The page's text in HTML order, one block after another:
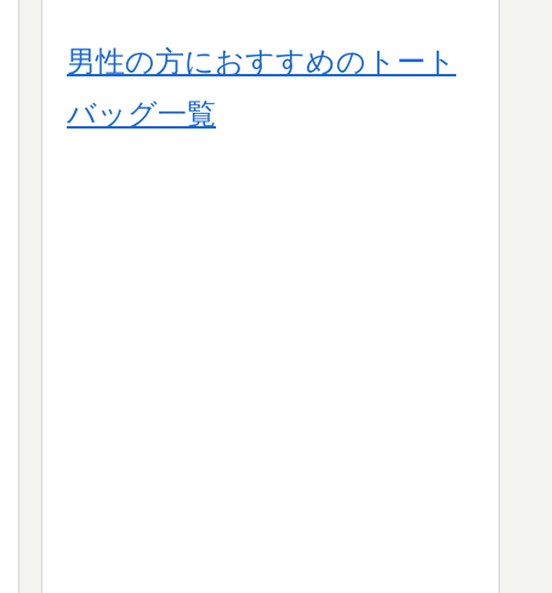
男性の方におすすめのトート
バッグ一覧